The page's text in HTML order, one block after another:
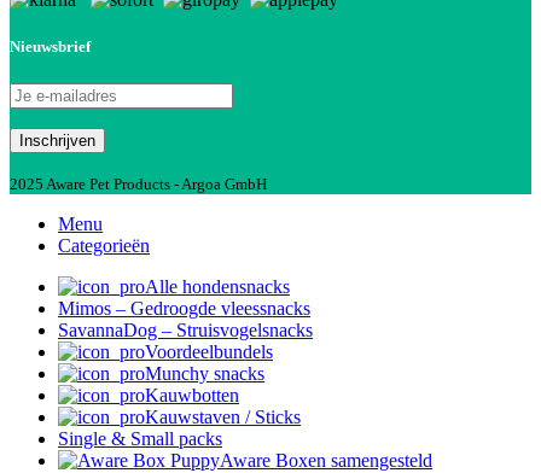
Nieuwsbrief
2025 Aware Pet Products - Argoa GmbH
Menu
Categorieën
Alle hondensnacks
Mimos – Gedroogde vleessnacks
SavannaDog – Struisvogelsnacks
Voordeelbundels
Munchy snacks
Kauwbotten
Kauwstaven / Sticks
Single & Small packs
Aware Boxen samengesteld